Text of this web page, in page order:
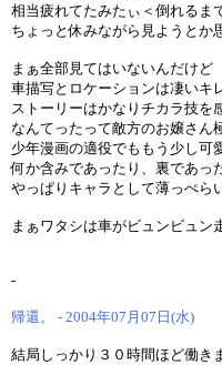
相当疲れてたみたぃ＜倒れるま
ちょっと休みながら見ようとか
まぁ全部見てはいないんだけど
車描写とロケーションは凄いキ
ストーリーはかなりチカラ技を
なんてったって敵方のお嬢さん
少年漫画の適役でももう少し可
何か含みであったり、裏であっ
やっぱりキャラとして薄っぺら
まぁワタシは車がビュンビュン
-
帰還。 - 2004年07月07日(水)
結局しっかり３０時間ほど働き